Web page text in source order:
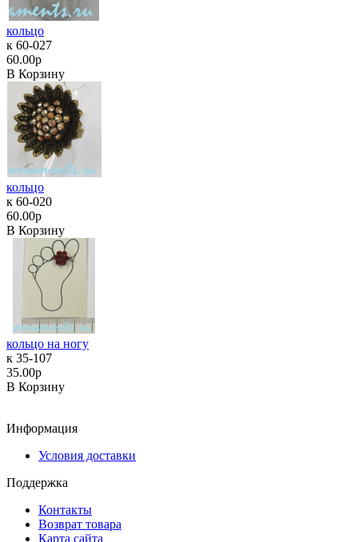
кольцо
к 60-027
60.00р
В Корзину
кольцо
к 60-020
60.00р
В Корзину
кольцо на ногу
к 35-107
35.00р
В Корзину
Информация
Условия доставки
Поддержка
Контакты
Возврат товара
Карта сайта